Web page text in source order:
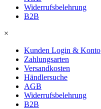
Widerrufsbelehrung
B2B
×
Kunden Login & Konto
Zahlungsarten
Versandkosten
Händlersuche
AGB
Widerrufsbelehrung
B2B